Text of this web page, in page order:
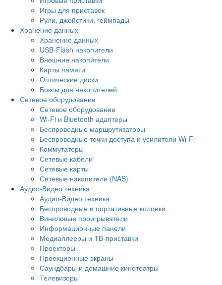
Игры для приставок
Рули, джойстики, геймпады
Хранение данных
Хранение данных
USB-Flash накопители
Внешние накопители
Карты памяти
Оптические диски
Боксы для накопителей
Сетевое оборудование
Сетевое оборудование
Wi-Fi и Bluetooth адаптеры
Беспроводные маршрутизаторы
Беспроводные точки доступа и усилители Wi-Fi
Коммутаторы
Сетевые кабели
Сетевые карты
Сетевые накопители (NAS)
Аудио-Видео техника
Аудио-Видео техника
Беспроводные и портативные колонки
Виниловые проигрыватели
Информационные панели
Медиаплееры и ТВ-приставки
Проекторы
Проекционные экраны
Саундбары и домашние кинотеатры
Телевизоры